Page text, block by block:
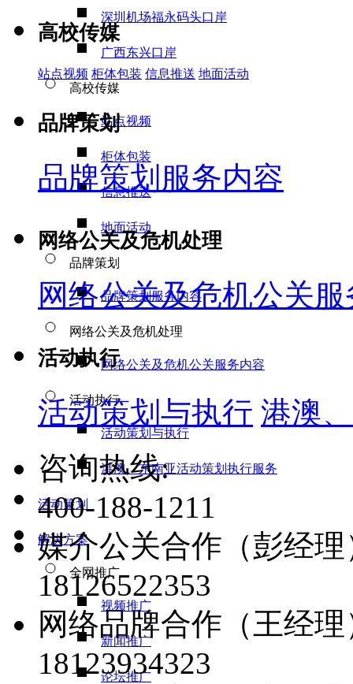
深圳机场福永码头口岸
广西东兴口岸
高校传媒
站点视频
柜体包装
信息推送
地面活动
品牌策划
品牌策划服务内容
网络公关及危机处理
网络公关及危机公关服务内容
活动执行
活动策划与执行
港澳、东南亚活动策划执行服务
活动策划
解决方案
全网推广
视频推广
新闻推广
论坛推广
高校传媒
站点视频 柜体包装 信息推送 地面活动
品牌策划
品牌策划服务内容
网络公关及危机处理
网络公关及危机公关
活动执行
活动策划与执行 港澳
咨询热线:
400-188-1211
媒介公关合作（彭经理
18126522353
网络品牌合作（王经理
18123934323